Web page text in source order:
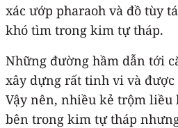
xác ướp pharaoh và đồ tùy
khó tìm trong kim tự tháp.
Những đường hầm dẫn tới
xây dựng rất tinh vi và được
Vậy nên, nhiều kẻ trộm liều
bên trong kim tự tháp